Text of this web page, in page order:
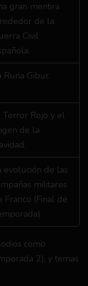
gran mentira
de la
Civil
Runa Gibur.
Terror Rojo y el
de la
evolución de las
militares
Franco (Final de
como
2), y temas